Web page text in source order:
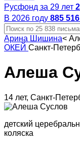
Русфонд за 29 лет
В 2026 году 885
Арина Шишина<
ОКЕЙ Санкт-
Алеша
14 лет, Санкт-
детский
коляска